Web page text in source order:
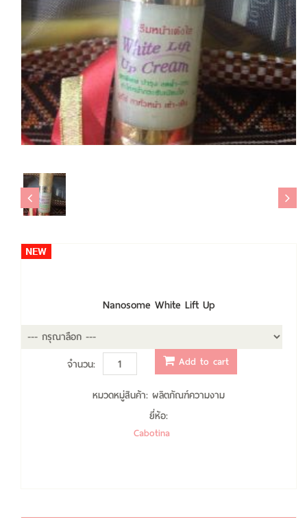
Nanosome White Lift Up
จำนวน: Add to cart
หมวดหมู่สินค้า: ผลิตภัณฑ์ความงาม
ยี่ห้อ:
Cabotina